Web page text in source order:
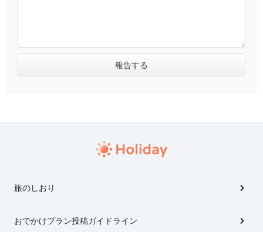
旅のしおり
おでかけプラン投稿ガイドライン